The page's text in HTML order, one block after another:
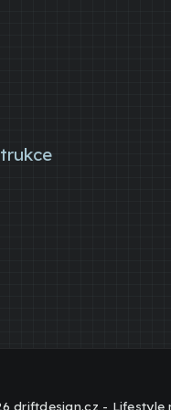
driftdesign.cz - Lifestyle